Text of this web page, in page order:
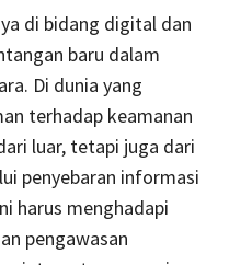
di bidang digital dan
baru dalam
Di dunia yang
terhadap keamanan
luar, tetapi juga dari
penyebaran informasi
harus menghadapi
pengawasan